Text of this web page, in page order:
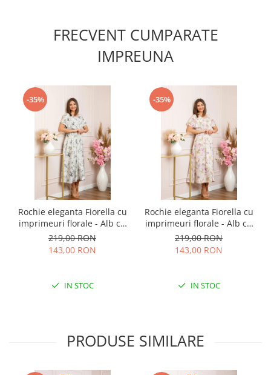
FRECVENT CUMPARATE
IMPREUNA
-35%
Rochie eleganta Fiorella cu
imprimeuri florale - Alb cu
gri
219,00 RON
143,00 RON
IN STOC
-35%
Rochie eleganta Fiorella cu
imprimeuri florale - Alb cu
roz
219,00 RON
143,00 RON
IN STOC
PRODUSE SIMILARE